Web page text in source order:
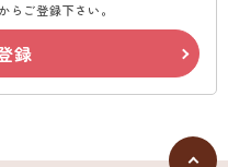
らご登録下さい。
録